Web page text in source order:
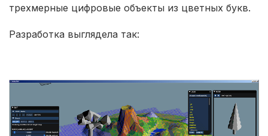
трехмерные цифровые объекты из цветных букв.
Разработка выглядела так: